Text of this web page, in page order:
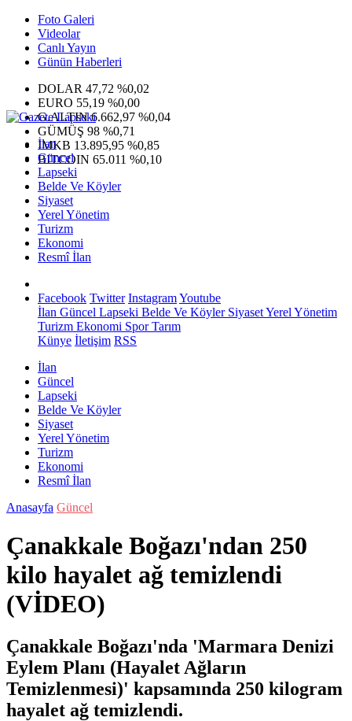
Foto Galeri
Videolar
Canlı Yayın
Günün Haberleri
DOLAR 47,72 %0,02
EURO 55,19 %0,00
G.ALTIN6.662,97 %0,04
GÜMÜŞ 98 %0,71
IMKB 13.895,95 %0,85
BITCOIN 65.011 %0,10
İlan
Güncel
Lapseki
Belde Ve Köyler
Siyaset
Yerel Yönetim
Turizm
Ekonomi
Resmî İlan
Facebook Twitter InstagramYoutube
İlan Güncel Lapseki Belde Ve KöylerSiyasetYerel Yönetim
Turizm Ekonomi SporTarım
Künye İletişim RSS
İlan
Güncel
Lapseki
Belde Ve Köyler
Siyaset
Yerel Yönetim
Turizm
Ekonomi
Resmî İlan
Anasayfa Güncel
Çanakkale Boğazı'ndan 250
kilo hayalet ağ temizlendi
(VİDEO)
Çanakkale Boğazı'nda 'Marmara Denizi
Eylem Planı (Hayalet Ağların
Temizlenmesi)' kapsamında 250 kilogram
hayalet ağ temizlendi.